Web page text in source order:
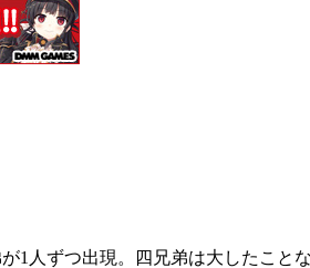
1人ずつ出現。四兄弟は大したこと